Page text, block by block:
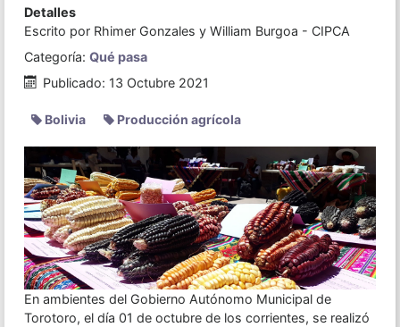
Detalles
Escrito por Rhimer Gonzales y William Burgoa - CIPCA
Categoría: Qué pasa
Publicado: 13 Octubre 2021
Bolivia Producción agrícola
En ambientes del Gobierno Autónomo Municipal de
Torotoro, el día 01 de octubre de los corrientes, se realizó